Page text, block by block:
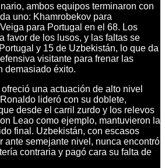
ambos equipos terminaron con
uno: Khamrobekov para
para Portugal en el 68. Los
favor de los lusos, y las faltas se
y 15 de Uzbekistán, lo que da
visitante para frenar las
demasiado éxito.
una actuación de alto nivel
lideró con su doblete,
desde el carril zurdo y los relevos
Leao como ejemplo, mantuvieron la
final. Uzbekistán, con escasos
ante semejante nivel, nunca encontró
contraria y pagó cara su falta de